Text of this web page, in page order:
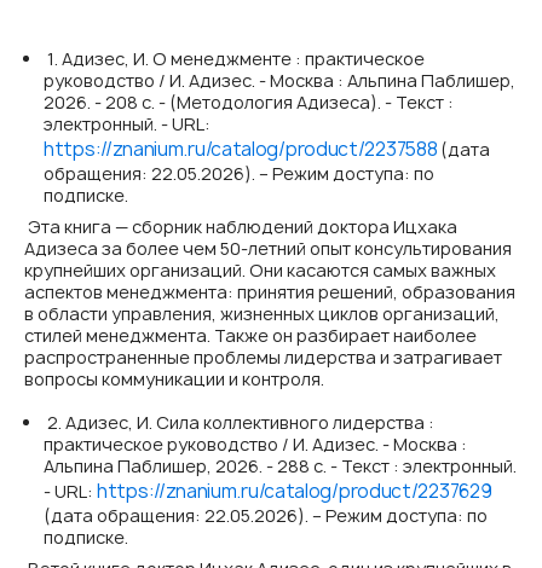
1. Адизес, И. О менеджменте : практическое
руководство / И. Адизес. - Москва : Альпина Паблишер,
2026. - 208 с. - (Методология Адизеса). - Текст :
электронный. - URL:
https://znanium.ru/catalog/product/2237588 (дата
обращения: 22.05.2026). – Режим доступа: по
подписке.
Эта книга — сборник наблюдений доктора Ицхака
Адизеса за более чем 50-летний опыт консультирования
крупнейших организаций. Они касаются самых важных
аспектов менеджмента: принятия решений, образования
в области управления, жизненных циклов организаций,
стилей менеджмента. Также он разбирает наиболее
распространенные проблемы лидерства и затрагивает
вопросы коммуникации и контроля.
2. Адизес, И. Сила коллективного лидерства :
практическое руководство / И. Адизес. - Москва :
Альпина Паблишер, 2026. - 288 с. - Текст : электронный.
- URL: https://znanium.ru/catalog/product/2237629
(дата обращения: 22.05.2026). – Режим доступа: по
подписке.